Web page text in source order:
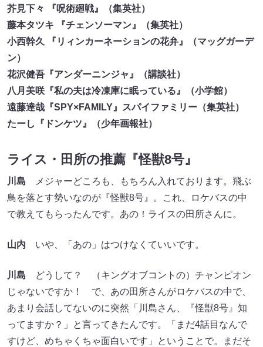
芥見下々 『呪術廻戦』（集英社）
藤本タツキ 『チェンソーマン』（集英社）
小西幹久 『リィンカーネーションの花弁』（マッグガーデ
ン）
花沢健吾『アンダーニンジャ』（講談社）
八月美咲『私の夫は冷凍庫に眠っている』（小学館）
遠藤達哉『SPY×FAMILY』スパイファミリー（集英社）
たーし『ドンケツ』（少年画報社）
ライス・田所の推薦『怪獣8号』
川島 メジャーどころも、もちろん入れております。飛ぶ
鳥を落とす勢いなのが『怪獣8号』。これ、ロケバスの中
で教えてもらったんです。あの！ライスの田所さんに。
山内 いや、「あの」はつけなくていいです。
川島 どうして？ （キングオブコントの）チャンピオン
じゃないですか！ で、あの田所さんがロケバスの中で、
あまり会話してないのに突然「川島さん、『怪獣8号』知
ってますか？」と言ってきたんです。「まだ4話目なんで
すけど、めちゃくちゃ面白いです」ということで。まだそ